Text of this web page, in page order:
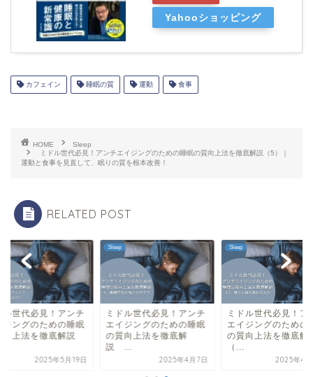
Yahooショッピング
カフェイン 睡眠の質 運動 食事
HOME
Sleep
ミドル世代必見！アンチエイジングのための睡眠の質向上法を徹底解説（5）｜
運動と食事を見直して、眠りの質を根本改善！
RELATED POST
ル世代必見！アンチ
ジングのための睡眠
向上法を徹底解説
2025年5月19日
Sleep
ミドル世代必見！アンチ
エイジングのための睡眠
の質向上法を徹底解
説 ...
2025年4月7日
Sleep
ミドル世代必見！ア
エイジングのための
の質向上法を徹底解
（...
2025年4